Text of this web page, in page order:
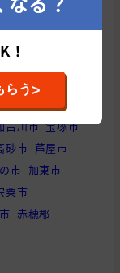
装会社を
古川市 宝塚市
砂市 芦屋市
市 加東市
粟市
赤穂郡
！
らう>